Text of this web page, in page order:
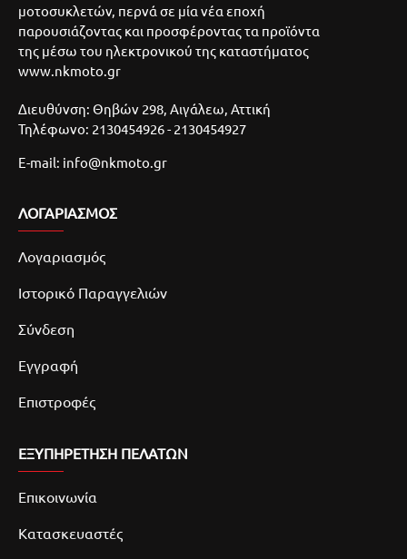
μοτοσυκλετών, περνά σε μία νέα εποχή
παρουσιάζοντας και προσφέροντας τα προϊόντα
της μέσω του ηλεκτρονικού της καταστήματος
www.nkmoto.gr
Διευθύνση: Θηβών 298, Αιγάλεω, Αττική
Τηλέφωνο: 2130454926 - 2130454927
E-mail: info@nkmoto.gr
ΛΟΓΑΡΙΑΣΜΌΣ
Λογαριασμός
Ιστορικό Παραγγελιών
Σύνδεση
Εγγραφή
Επιστροφές
ΕΞΥΠΗΡΕΤΗΣΗ ΠΕΛΑΤΩΝ
Επικοινωνία
Κατασκευαστές